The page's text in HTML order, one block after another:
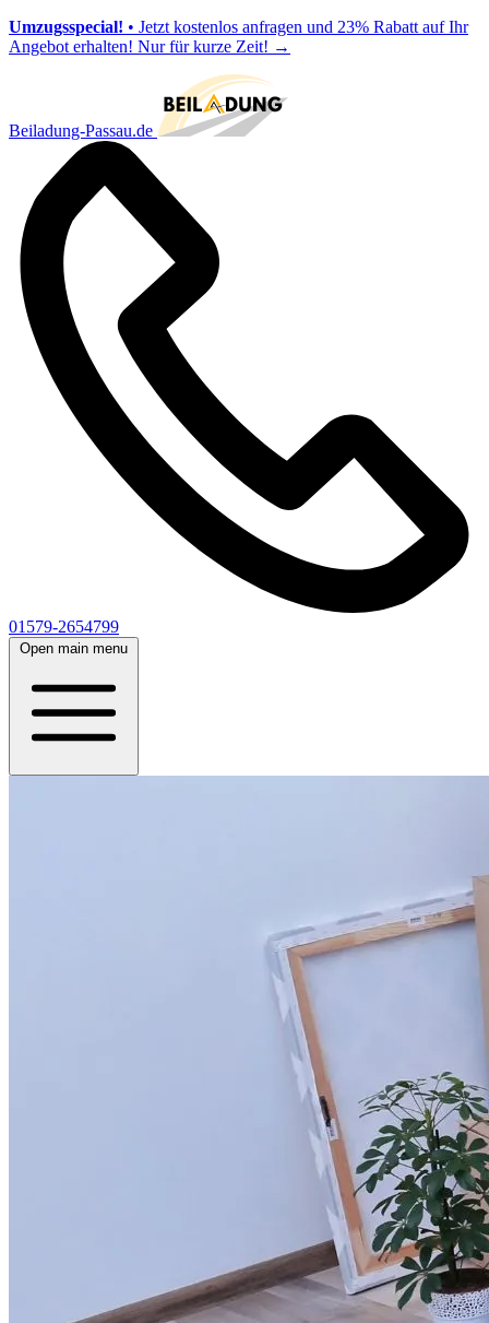
Umzugsspecial! • Jetzt kostenlos anfragen und 23% Rabatt auf Ihr
Angebot erhalten! Nur für kurze Zeit! →
Beiladung-Passau.de
01579-2654799
Open main menu